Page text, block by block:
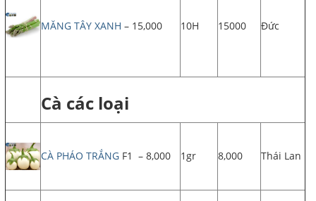
MĂNG TÂY XANH – 15,000 10H 15000 Đức
Cà các loại
CÀ PHÁO TRẮNG F1 – 8,000 1gr 8,000 Thái Lan